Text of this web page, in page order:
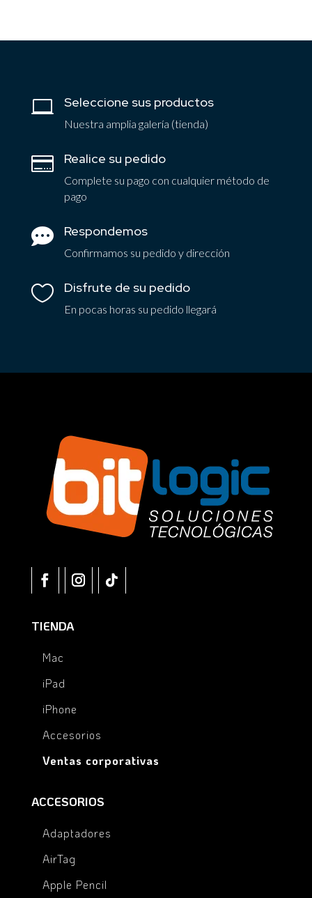
 Seleccione sus productos
Nuestra amplia galería (tienda)
 Realice su pedido
Complete su pago con cualquier método de
pago
 Respondemos
Confirmamos su pedido y dirección
 Disfrute de su pedido
En pocas horas su pedido llegará
TIENDA
Mac
iPad
iPhone
Accesorios
Ventas corporativas
ACCESORIOS
Adaptadores
AirTag
Apple Pencil